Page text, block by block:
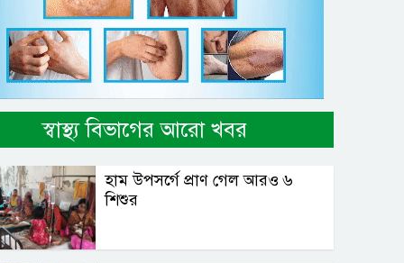
স্বাস্থ্য বিভাগের আরো খবর
হাম উপসর্গে প্রাণ গেল আরও ৬
শিশুর